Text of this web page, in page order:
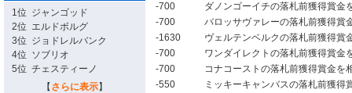
1位 ジャンゴッド
2位 エルドボルグ
3位 ジョドレルバンク
4位 ソブリオ
5位 チェスティーノ
【 さらに表示】
-700
ダノンゴーイチの落札前獲得賞金
-700
バロッサヴァレーの落札前獲得賞
-1630
ヴェルテンベルクの落札前獲得賞
-700
ワンダイレクトの落札前獲得賞金
-700
コナコーストの落札前獲得賞金を
-550
ミッキーキャンバスの落札前獲得